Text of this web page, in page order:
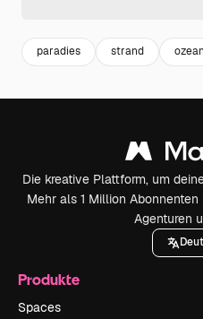
paradies strand ozean
Die kreative Plattform, um
Mehr als 1 Million
Agenturen
Produkte
Spaces